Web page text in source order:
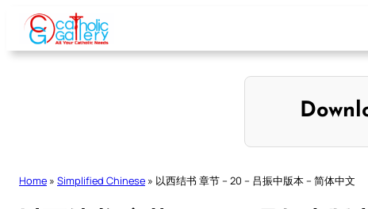
Skip
content
Home » Simplified Chinese » 以西结书 章节 – 20 – 吕振中版本 – 简体中文